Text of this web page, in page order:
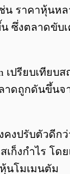
น ราคาหุ้นห
น ซึ่งตลาดขับ
เปรียบเทีย
าดถูกดันขึ้นจ
คงปรับตัวดีก
เก็งกำไร โด
นโมเมนตัม